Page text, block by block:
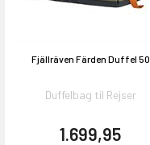
Fjällräven Färden Duffel 50
Duffelbag til Rejser
1.699,95